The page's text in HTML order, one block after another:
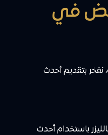
في
نفخر بتقديم أحدث
باستخدام أحدث